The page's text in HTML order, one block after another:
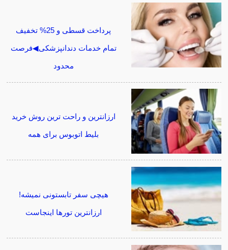
پرداخت قسطی و 25% تخفیف
تمام خدمات دندانپزشکی◀فرصت
محدود
ارزانترین و راحت ترین روش خرید
بلیط اتوبوس برای همه
هیچی سفر تابستونی نمیشه!
ارزانترین تورها اینجاست